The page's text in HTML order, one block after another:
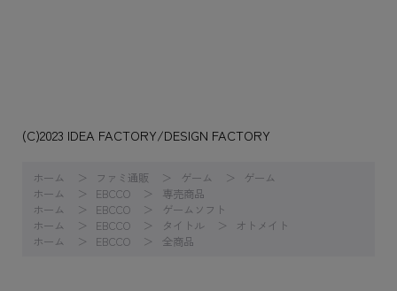
(C)2023 IDEA FACTORY/DESIGN FACTORY
ホーム ファミ通販 ゲーム
ゲーム
ホーム
EBCCO
専売商品
ホーム
EBCCO
ゲームソフト
ホーム
EBCCO タイトル
オトメイト
ホーム
EBCCO 全商品